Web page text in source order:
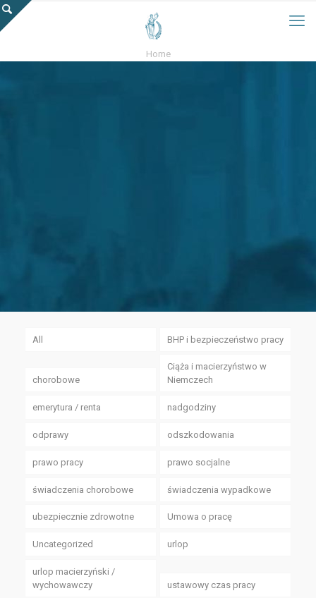
Home
All BHP i bezpieczeństwo pracy
chorobowe
Ciąża i macierzyństwo w
Niemczech
emerytura / renta nadgodziny
odprawy odszkodowania
prawo pracy prawo socjalne
świadczenia chorobowe świadczenia wypadkowe
ubezpiecznie zdrowotne Umowa o pracę
Uncategorized urlop
urlop macierzyński /
wychowawczy
ustawowy czas pracy